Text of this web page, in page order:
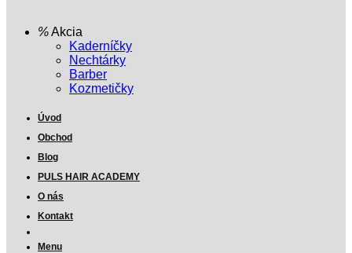
Akcia
Kaderníčky
Nechtárky
Barber
Kozmetičky
Úvod
Obchod
Blog
PULS HAIR ACADEMY
O nás
Kontakt
Menu